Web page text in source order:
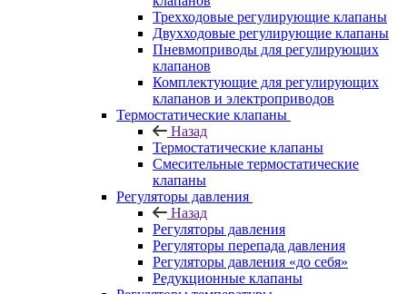
Трехходовые регулирующие клапаны
Двухходовые регулирующие клапаны
Пневмоприводы для регулирующих
клапанов
Комплектующие для регулирующих
клапанов и электроприводов
Термостатические клапаны
Назад
Термостатические клапаны
Смесительные термостатические
клапаны
Регуляторы давления
Назад
Регуляторы давления
Регуляторы перепада давления
Регуляторы давления «до себя»
Редукционные клапаны